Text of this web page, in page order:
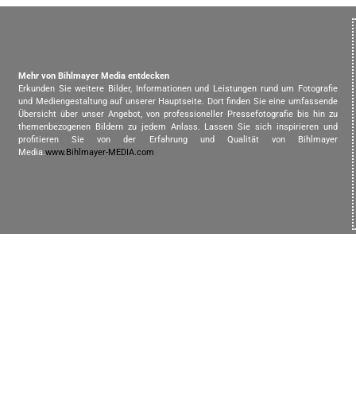
Mehr von Bihlmayer Media entdecken
Erkunden Sie weitere Bilder, Informationen und Leistungen rund um Fotografie
und Mediengestaltung auf unserer Hauptseite. Dort finden Sie eine umfassende
Übersicht über unser Angebot, von professioneller Pressefotografie bis hin zu
themenbezogenen Bildern zu jedem Anlass. Lassen Sie sich inspirieren und
profitieren Sie von der Erfahrung und Qualität von Bihlmayer
Media.www.Bihlmayer-MEDIA.com